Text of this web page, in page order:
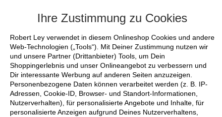
Ihre Zustimmung zu Cookies
Robert Ley verwendet in diesem Onlineshop Cookies und andere
Web-Technologien („Tools“). Mit Deiner Zustimmung nutzen wir
und unsere Partner (Drittanbieter) Tools, um Dein
Shoppingerlebnis und unser Onlineangebot zu verbessern und
Dir interessante Werbung auf anderen Seiten anzuzeigen.
Personenbezogene Daten können verarbeitet werden (z. B. IP-
Adressen, Cookie-ID, Browser- und Standort-Informationen,
Nutzerverhalten), für personalisierte Angebote und Inhalte, für
personalisierte Anzeigen aufgrund Deines Nutzerverhaltens,